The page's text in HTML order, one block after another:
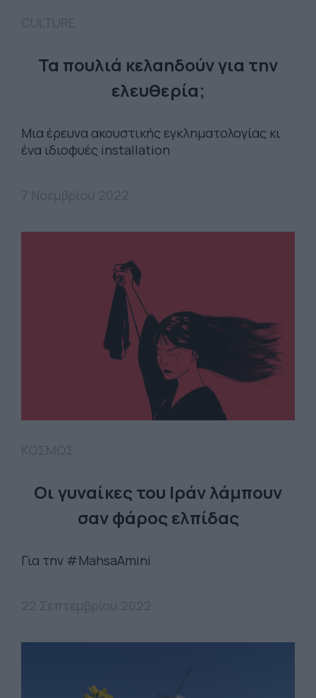
Τα πουλιά κελαηδούν για την
ελευθερία;
Μια έρευνα ακουστικής εγκληματολογίας κι
ένα ιδιοφυές installation
Oι γυναίκες του Ιράν λάμπουν
σαν φάρος ελπίδας
Για την #MahsaAmini